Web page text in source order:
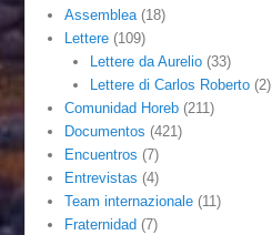
Assemblea (18)
Lettere (109)
Lettere da Aurelio(33)
Lettere di Carlos Roberto(2)
Comunidad Horeb (211)
Documentos (421)
Encuentros (7)
Entrevistas (4)
Team internazionale (11)
Fraternidad (7)